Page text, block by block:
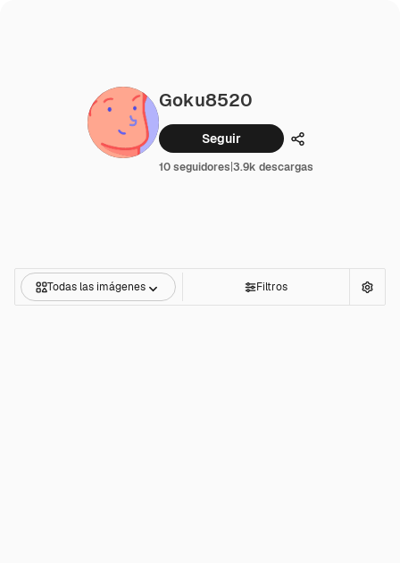
Goku8520
Seguir Compartir
10 seguidores|3.9k descargas
Todas las imágenes Filtros